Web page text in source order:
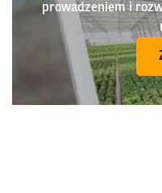
prowadzeniem i